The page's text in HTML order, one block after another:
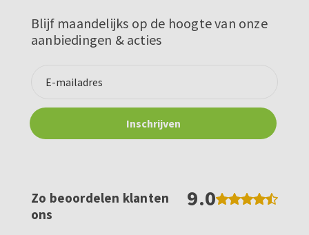
Blijf maandelijks op de hoogte van onze
aanbiedingen & acties
Zo beoordelen klanten
ons
9.0